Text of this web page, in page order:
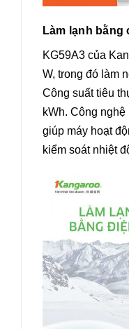
Làm lạnh
KG59A3 của
W, trong đó làm
Công suất tiêu
kWh. Công
giúp máy hoạt
kiểm soát nhiệt